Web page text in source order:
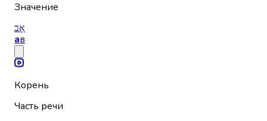
Значение
אָב
ав
Корень
Часть речи